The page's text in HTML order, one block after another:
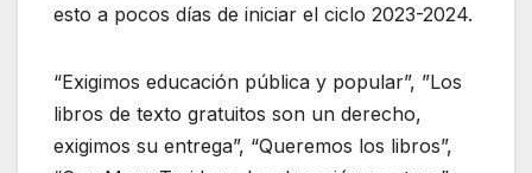
esto a pocos días de iniciar el ciclo 2023-2024.
“Exigimos educación pública y popular”, ”Los
libros de texto gratuitos son un derecho,
exigimos su entrega”, “Queremos los libros”,